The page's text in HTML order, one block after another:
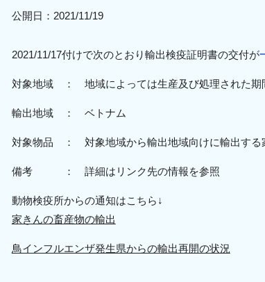
公開日： 2021/11/19
2021/11/17付けで次のとおり輸出検疫証明書の交付が
対象地域 ： 地域によっては生産及び処理された期
輸出地域 ： ベトナム
対象物品 ： 対象地域から輸出地域向けに輸出する
備考 ： 詳細はリンク先の情報を参照
動物検疫所からの通知はこちら↓
家きんの畜産物の輸出
鳥インフルエンザ発生県からの輸出再開の状況